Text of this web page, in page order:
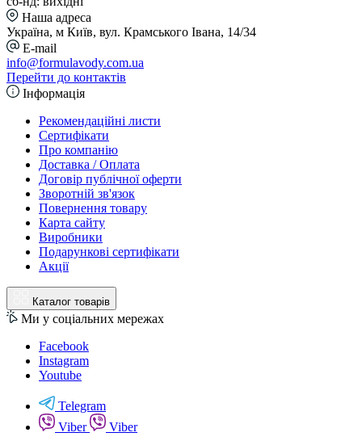
Наша адреса
Україна, м Київ, вул. Крамського Івана, 14/34
E-mail
info@formulavody.com.ua
Перейти до контактів
Інформація
Рекомендаційні листи
Сертифікати
Про компанію
Доставка / Оплата
Договір публічної оферти
Зворотній зв'язок
Повернення товару
Карта сайту
Виробники
Подарункові сертифікати
Акції
Каталог товарів
Ми у соціальних мережах
Facebook
Instagram
Youtube
Telegram
Viber
Viber